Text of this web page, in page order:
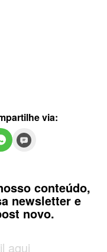
via:
conteúdo,
newsletter e
novo.